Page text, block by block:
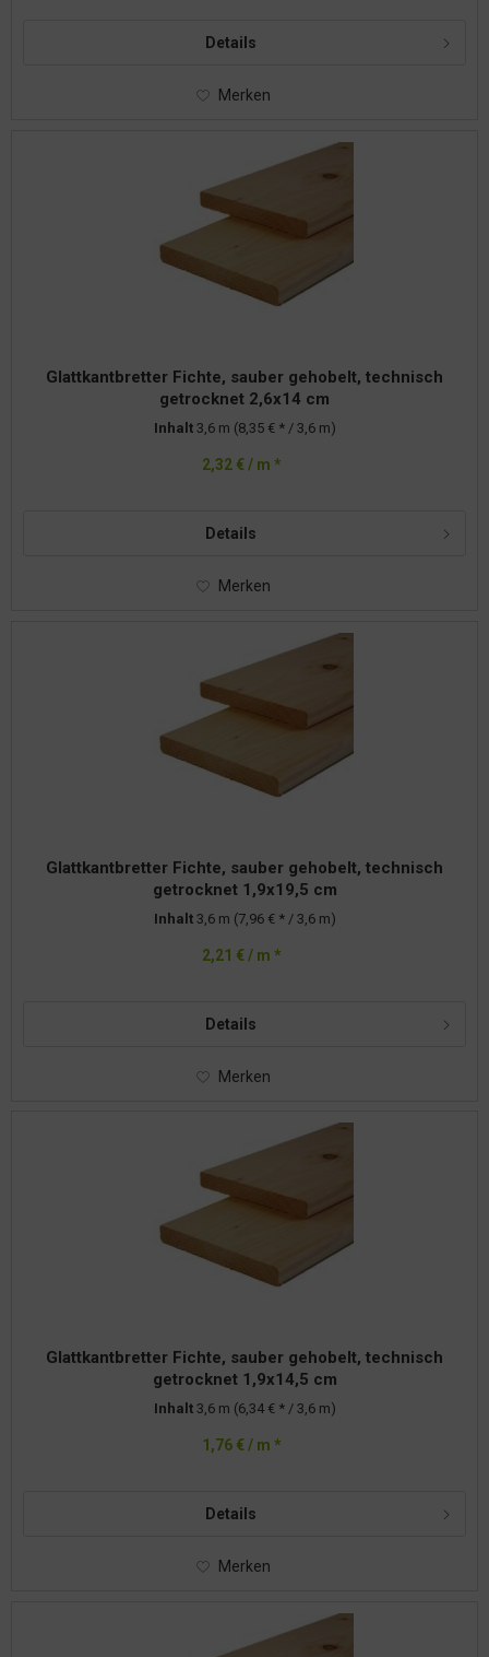
Details
Merken
Glattkantbretter Fichte, sauber gehobelt, technisch
getrocknet 2,6x14 cm
Inhalt 3,6 m (8,35 € * / 3,6 m)
2,32 € / m *
Details
Merken
Glattkantbretter Fichte, sauber gehobelt, technisch
getrocknet 1,9x19,5 cm
Inhalt 3,6 m (7,96 € * / 3,6 m)
2,21 € / m *
Details
Merken
Glattkantbretter Fichte, sauber gehobelt, technisch
getrocknet 1,9x14,5 cm
Inhalt 3,6 m (6,34 € * / 3,6 m)
1,76 € / m *
Details
Merken